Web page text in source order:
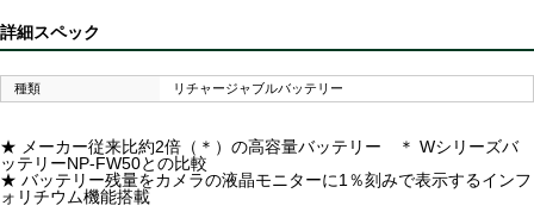
詳細スペック
種類 リチャージャブルバッテリー
★ メーカー従来比約2倍（＊）の高容量バッテリー ＊ Wシリーズバ
ッテリーNP-FW50との比較
★ バッテリー残量をカメラの液晶モニターに1％刻みで表示するインフ
ォリチウム機能搭載